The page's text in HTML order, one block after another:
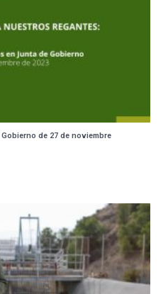
de 27 de noviembre